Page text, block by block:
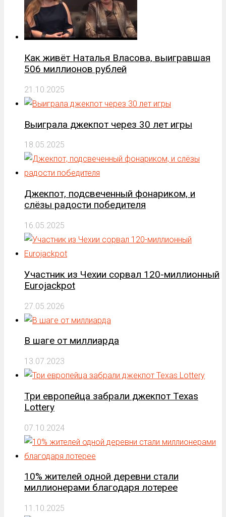
Как живёт Наталья Власова, выигравшая
506 миллионов рублей
21.10.2025
Выиграла джекпот через 30 лет игры
18.05.2025
Джекпот, подсвеченный фонариком, и
слёзы радости победителя
16.05.2025
Участник из Чехии сорвал 120-миллионный
Eurojackpot
27.05.2026
В шаге от миллиарда
13.07.2023
Три европейца забрали джекпот Texas
Lottery
07.10.2024
10% жителей одной деревни стали
миллионерами благодаря лотерее
11.10.2025